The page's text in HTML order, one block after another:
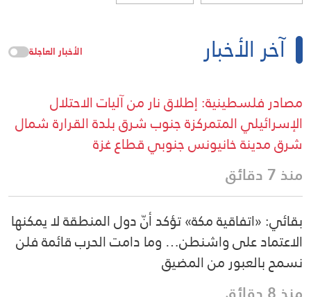
آخر الأخبار الأخبار العاجلة
مصادر فلسطينية: إطلاق نار من آليات الاحتلال
الإسرائيلي المتمركزة جنوب شرق بلدة القرارة شمال
شرق مدينة خانيونس جنوبي قطاع غزة
منذ 7 دقائق
بقائي: «اتفاقية مكة» تؤكد أنّ دول المنطقة لا يمكنها
الاعتماد على واشنطن… وما دامت الحرب قائمة فلن
نسمح بالعبور من المضيق